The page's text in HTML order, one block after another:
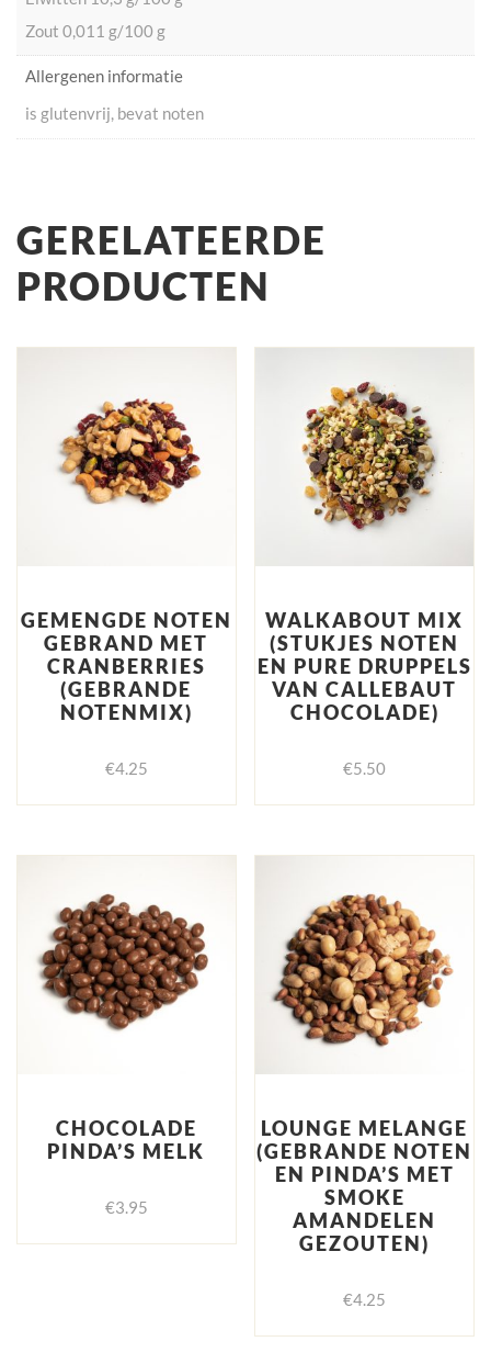
Zout 0,011 g/100 g
Allergenen informatie
is glutenvrij, bevat noten
GERELATEERDE
PRODUCTEN
GEMENGDE NOTEN
GEBRAND MET
CRANBERRIES
(GEBRANDE
NOTENMIX)
€4.25
WALKABOUT MIX
(STUKJES NOTEN
EN PURE DRUPPELS
VAN CALLEBAUT
CHOCOLADE)
€5.50
CHOCOLADE
PINDA’S MELK
€3.95
LOUNGE MELANGE
(GEBRANDE NOTEN
EN PINDA’S MET
SMOKE
AMANDELEN
GEZOUTEN)
€4.25